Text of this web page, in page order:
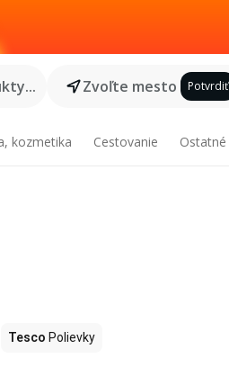
Zvoľte mesto Potvrdiť
kozmetika Cestovanie Ostatné
Tesco Polievky